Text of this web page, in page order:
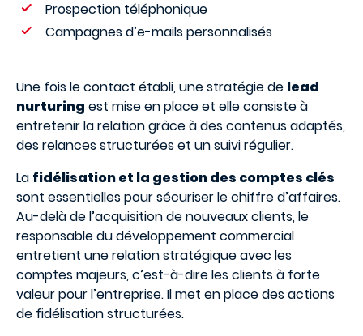
Prospection téléphonique
Campagnes d’e-mails personnalisés
Une fois le contact établi, une stratégie de lead
nurturing est mise en place et elle consiste à
entretenir la relation grâce à des contenus adaptés,
des relances structurées et un suivi régulier.
La fidélisation et la gestion des comptes clés
sont essentielles pour sécuriser le chiffre d’affaires.
Au-delà de l’acquisition de nouveaux clients, le
responsable du développement commercial
entretient une relation stratégique avec les
comptes majeurs, c’est-à-dire les clients à forte
valeur pour l’entreprise. Il met en place des actions
de fidélisation structurées.